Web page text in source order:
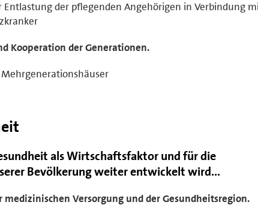
der pflegenden Angehörigen in Verbindung
Kooperation der Generationen.
als Wirtschaftsfaktor und für die
Bevölkerung weiter entwickelt wird...
Versorgung und der Gesundheitsregion.